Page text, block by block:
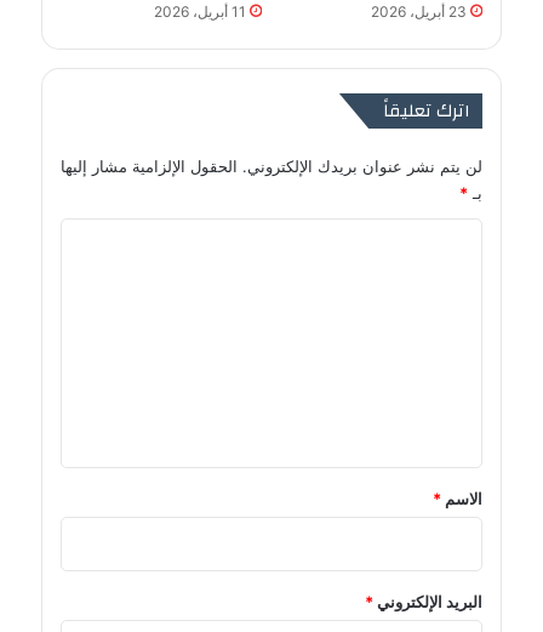
23 أبريل، 2026 11 أبريل، 2026
اترك تعليقاً
لن يتم نشر عنوان بريدك الإلكتروني. الحقول الإلزامية مشار إليها
بـ *
*
الاسم *
البريد الإلكتروني*